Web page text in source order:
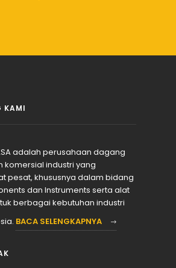
KAMI
adalah perusahaan dagang
industri yang
pesat, khususnya dalam bidang
dan Instruments serta alat
berbagai kebutuhan industri
BACA SELENGKAPNYA